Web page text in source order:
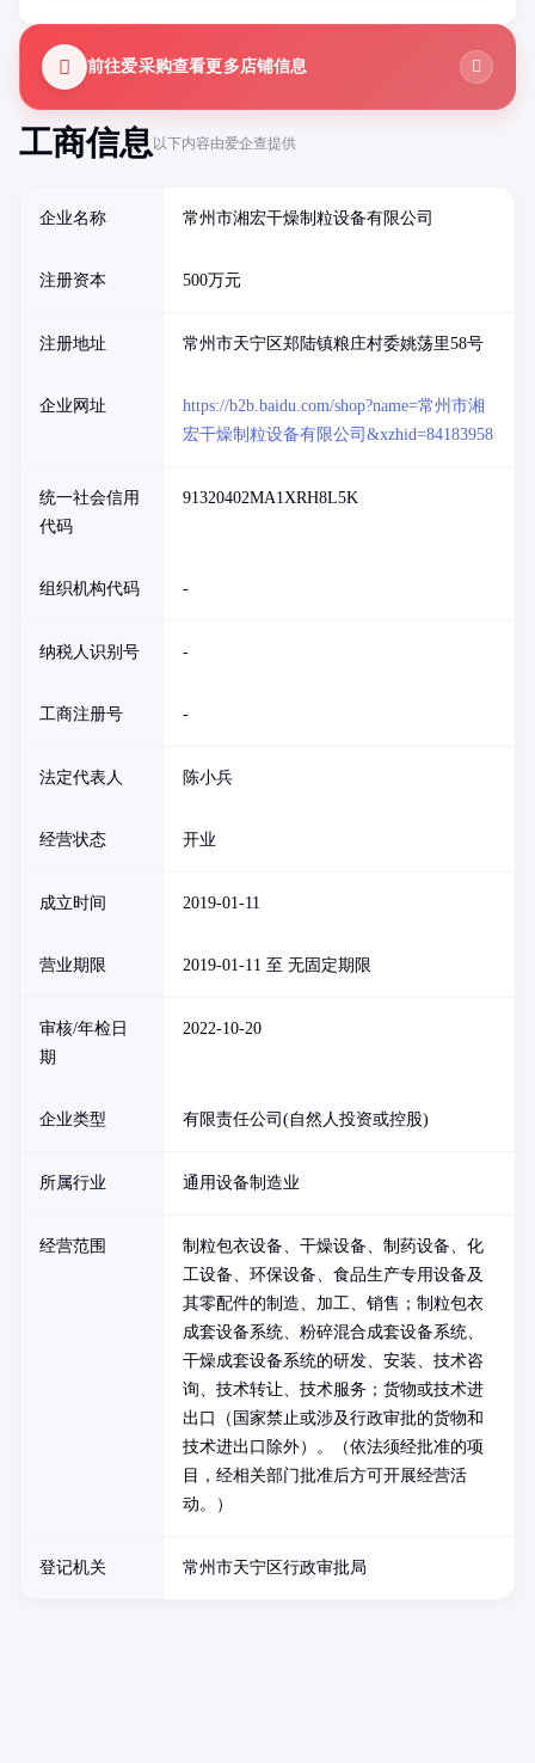
工商信息以下内容由爱企查提供
企业名称 常州市湘宏干燥制粒设备有限公司
注册资本 500万元
注册地址 常州市天宁区郑陆镇粮庄村委姚荡里58号
企业网址
https://b2b.baidu.com/shop?name=常州市湘
宏干燥制粒设备有限公司&xzhid=84183958
统一社会信用
代码
91320402MA1XRH8L5K
组织机构代码 -
纳税人识别号 -
工商注册号 -
法定代表人 陈小兵
经营状态 开业
成立时间 2019-01-11
营业期限 2019-01-11 至 无固定期限
审核/年检日
期
2022-10-20
企业类型 有限责任公司(自然人投资或控股)
所属行业 通用设备制造业
经营范围
制粒包衣设备、干燥设备、制药设备、化
工设备、环保设备、食品生产专用设备及
其零配件的制造、加工、销售；制粒包衣
成套设备系统、粉碎混合成套设备系统、
干燥成套设备系统的研发、安装、技术咨
询、技术转让、技术服务；货物或技术进
出口（国家禁止或涉及行政审批的货物和
技术进出口除外）。（依法须经批准的项
目，经相关部门批准后方可开展经营活
动。）
登记机关 常州市天宁区行政审批局
前往爱采购查看更多店铺信息